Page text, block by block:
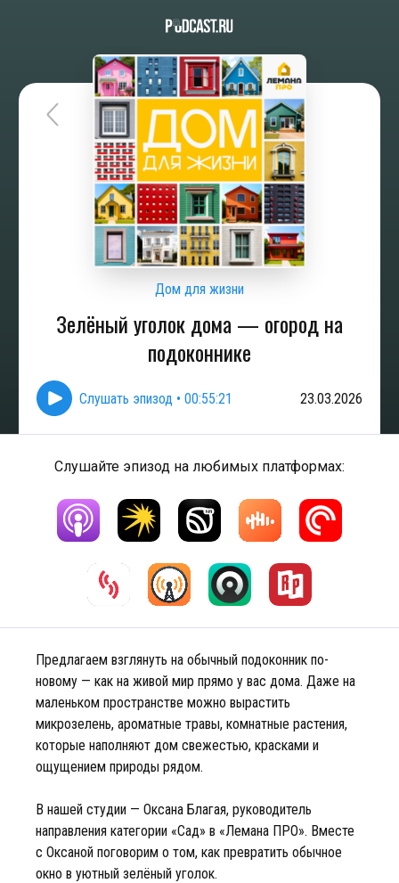
Дом для жизни
Зелёный уголок дома — огород на
подоконнике
Слушать эпизод • 00:55:21 23.03.2026
Слушайте эпизод на любимых платформах:
Предлагаем взглянуть на обычный подоконник по-
новому — как на живой мир прямо у вас дома. Даже на
маленьком пространстве можно вырастить
микрозелень, ароматные травы, комнатные растения,
которые наполняют дом свежестью, красками и
ощущением природы рядом.
В нашей студии — Оксана Благая, руководитель
направления категории «Сад» в «Лемана ПРО». Вместе
с Оксаной поговорим о том, как превратить обычное
окно в уютный зелёный уголок.